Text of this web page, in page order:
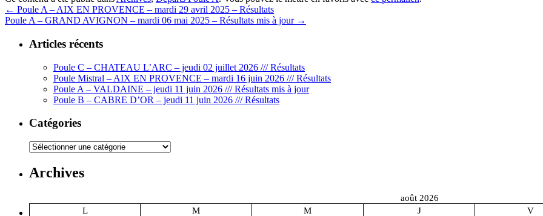
← Poule A – AIX EN PROVENCE – mardi 29 avril 2025 – Résultats
Poule A – GRAND AVIGNON – mardi 06 mai 2025 – Résultats mis à jour →
Articles récents
Poule C – CHATEAU L’ARC – jeudi 02 juillet 2026 /// Résultats
Poule Mistral – AIX EN PROVENCE – mardi 16 juin 2026 /// Résultats
Poule A – VALDAINE – jeudi 11 juin 2026 /// Résultats mis à jour
Poule B – CABRE D’OR – jeudi 11 juin 2026 /// Résultats
Catégories
Catégories
Archives
août 2026
L
M M J V